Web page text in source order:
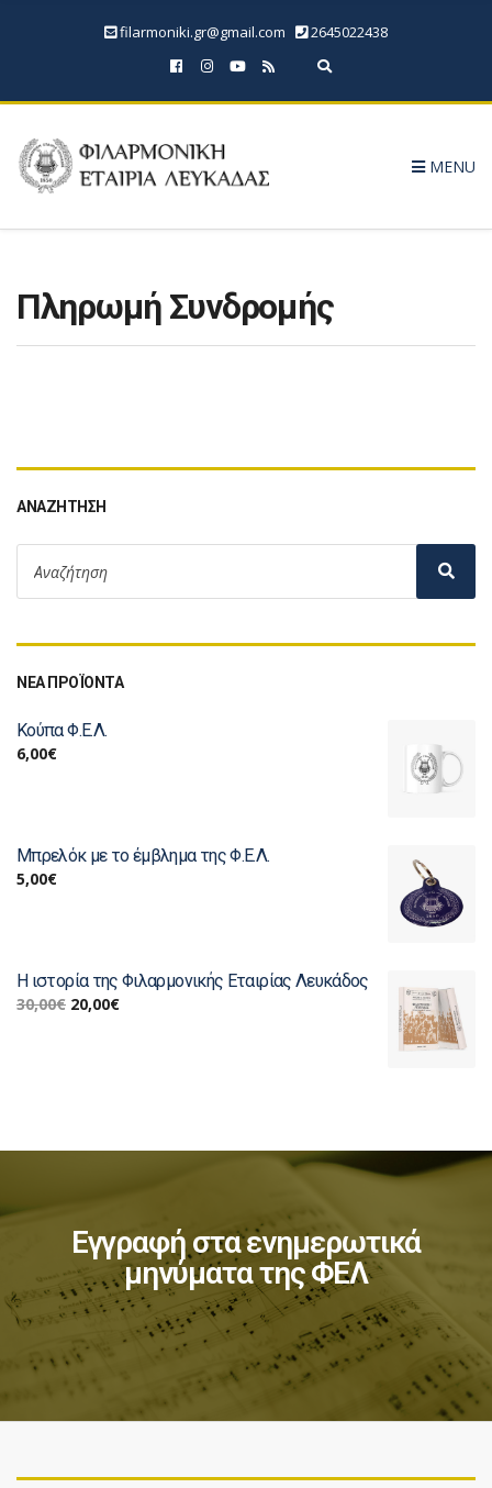
filarmoniki.gr@gmail.com
2645022438
Expand search form
MENU
Πληρωμή Συνδρομής
ΑΝΑΖΉΤΗΣΗ
ΝΕΑ ΠΡΟΪΟΝΤΑ
Κούπα Φ.Ε.Λ.
6,00€
Μπρελόκ με το έμβλημα της Φ.Ε.Λ.
5,00€
Η ιστορία της Φιλαρμονικής Εταιρίας Λευκάδος
30,00€ 20,00€
Εγγραφή στα ενημερωτικά
μηνύματα της ΦΕΛ